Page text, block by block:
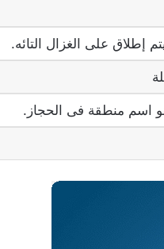
إطلاق على الغزال التائه.
اسم منطقة فى الحجاز.